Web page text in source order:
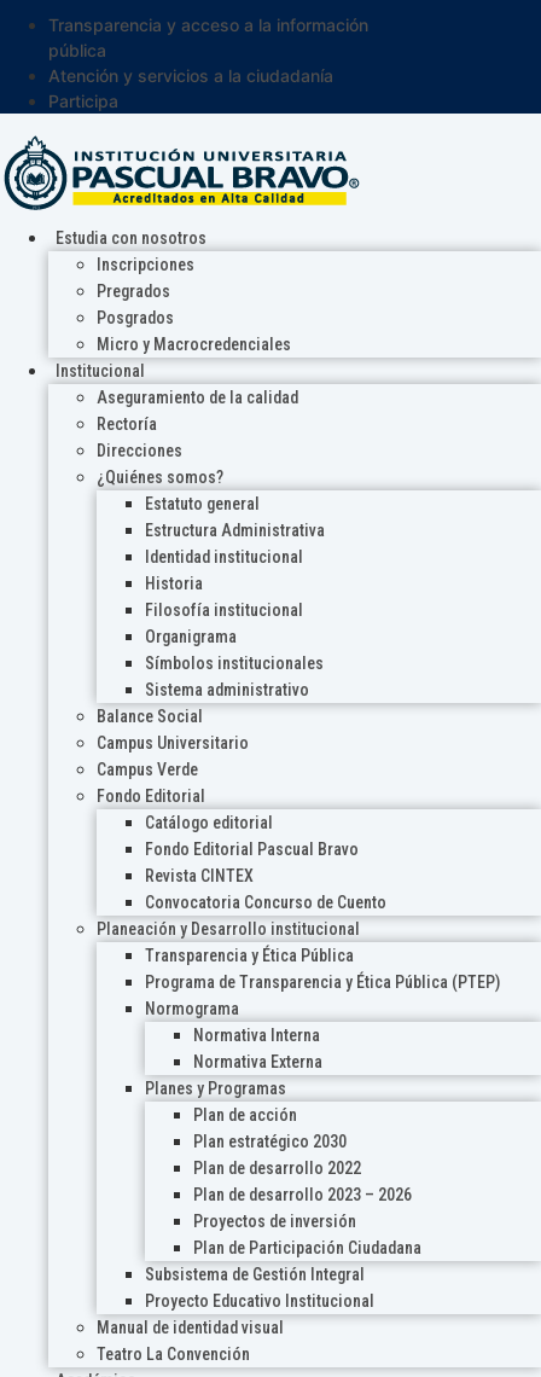
Transparencia y acceso a la información
pública
Atención y servicios a la ciudadanía
Participa
Estudia con nosotros
Inscripciones
Pregrados
Posgrados
Micro y Macrocredenciales
Institucional
Aseguramiento de la calidad
Rectoría
Direcciones
¿Quiénes somos?
Estatuto general
Estructura Administrativa
Identidad institucional
Historia
Filosofía institucional
Organigrama
Símbolos institucionales
Sistema administrativo
Balance Social
Campus Universitario
Campus Verde
Fondo Editorial
Catálogo editorial
Fondo Editorial Pascual Bravo
Revista CINTEX
Convocatoria Concurso de Cuento
Planeación y Desarrollo institucional
Transparencia y Ética Pública
Programa de Transparencia y Ética Pública (PTEP)
Normograma
Normativa Interna
Normativa Externa
Planes y Programas
Plan de acción
Plan estratégico 2030
Plan de desarrollo 2022
Plan de desarrollo 2023 – 2026
Proyectos de inversión
Plan de Participación Ciudadana
Subsistema de Gestión Integral
Proyecto Educativo Institucional
Manual de identidad visual
Teatro La Convención